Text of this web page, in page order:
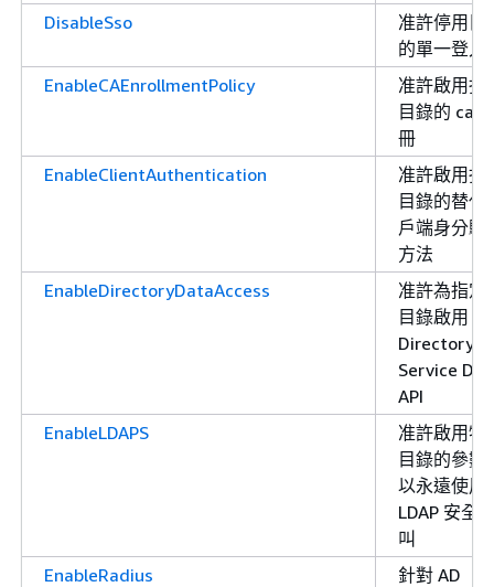
DisableSso
准許停用目
的單一登入
EnableCAEnrollmentPolicy
准許啟用指
目錄的 ca
冊
EnableClientAuthentication
准許啟用指
目錄的替代
戶端身分驗
方法
EnableDirectoryDataAccess
准許為指定
目錄啟用
Directory
Service
API
EnableLDAPS
准許啟用特
目錄的參數
以永遠使用
LDAP 安全
叫
EnableRadius
針對 AD